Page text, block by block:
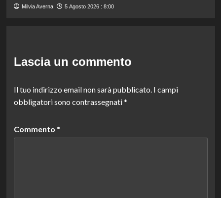
Milvia Averna 5 Agosto 2026 : 8:00
Lascia un commento
Il tuo indirizzo email non sarà pubblicato. I campi
obbligatori sono contrassegnati*
Commento *